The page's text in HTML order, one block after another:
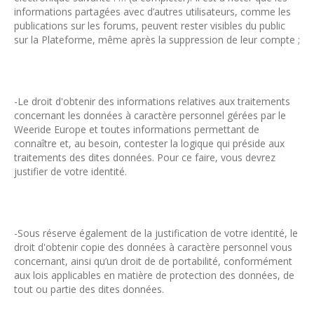
informations partagées avec d’autres utilisateurs, comme les
publications sur les forums, peuvent rester visibles du public
sur la Plateforme, même après la suppression de leur compte ;
-Le droit d'obtenir des informations relatives aux traitements
concernant les données à caractère personnel gérées par le
Weeride Europe et toutes informations permettant de
connaître et, au besoin, contester la logique qui préside aux
traitements des dites données. Pour ce faire, vous devrez
justifier de votre identité.
-Sous réserve également de la justification de votre identité, le
droit d'obtenir copie des données à caractère personnel vous
concernant, ainsi qu’un droit de de portabilité, conformément
aux lois applicables en matière de protection des données, de
tout ou partie des dites données.